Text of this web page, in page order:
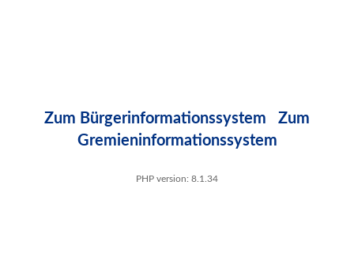
Zum Bürgerinformationssystem
Zum
Gremieninformationssystem
PHP version: 8.1.34